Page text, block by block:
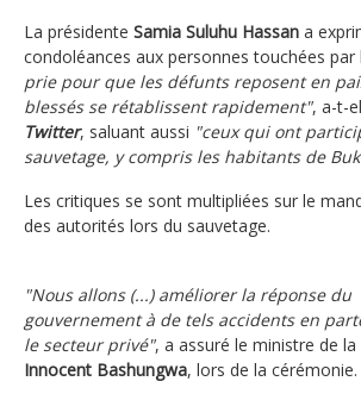
La présidente Samia Suluhu Hassan a
condoléances aux personnes touchées par
prie pour que les défunts reposent en
blessés se rétablissent rapidement", a-t-
Twitter, saluant aussi "ceux qui ont
sauvetage, y compris les habitants de
Les critiques se sont multipliées sur le
des autorités lors du sauvetage.
"Nous allons (...) améliorer la réponse du
gouvernement à de tels accidents en
le secteur privé", a assuré le ministre de
Innocent Bashungwa, lors de la cérémonie.